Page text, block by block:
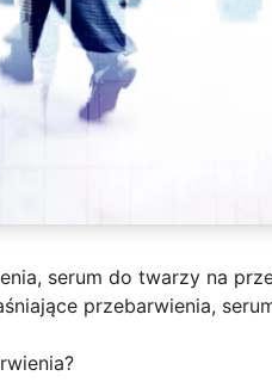
serum do twarzy na
przebarwienia,